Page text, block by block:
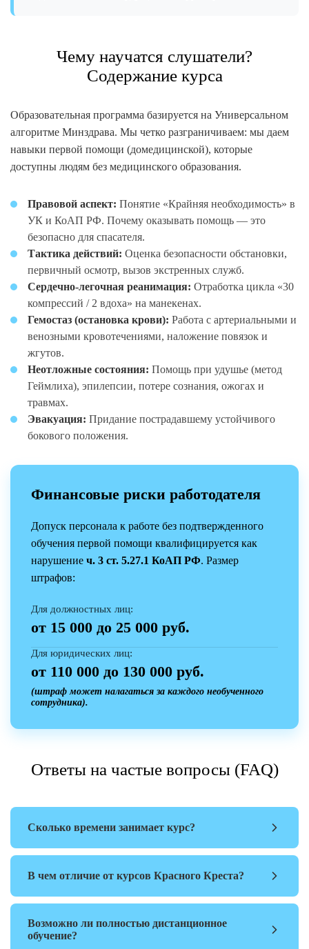
Чему научатся слушатели?
Содержание курса
Образовательная программа базируется на Универсальном
алгоритме Минздрава. Мы четко разграничиваем: мы даем
навыки первой помощи (домедицинской), которые
доступны людям без медицинского образования.
Правовой аспект: Понятие «Крайняя необходимость» в
УК и КоАП РФ. Почему оказывать помощь — это
безопасно для спасателя.
Тактика действий: Оценка безопасности обстановки,
первичный осмотр, вызов экстренных служб.
Сердечно-легочная реанимация: Отработка цикла «30
компрессий / 2 вдоха» на манекенах.
Гемостаз (остановка крови): Работа с артериальными и
венозными кровотечениями, наложение повязок и
жгутов.
Неотложные состояния: Помощь при удушье (метод
Геймлиха), эпилепсии, потере сознания, ожогах и
травмах.
Эвакуация: Придание пострадавшему устойчивого
бокового положения.
Финансовые риски работодателя
Допуск персонала к работе без подтвержденного
обучения первой помощи квалифицируется как
нарушение ч. 3 ст. 5.27.1 КоАП РФ. Размер
штрафов:
Для должностных лиц:
от 15 000 до 25 000 руб.
Для юридических лиц:
от 110 000 до 130 000 руб.
(штраф может налагаться за каждого необученного
сотрудника).
Ответы на частые вопросы (FAQ)
Сколько времени занимает курс?
В чем отличие от курсов Красного Креста?
Возможно ли полностью дистанционное
обучение?